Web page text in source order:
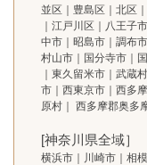
並区｜豊島区｜北区
｜江戸川区｜八王子
中市｜昭島市｜調布
村山市｜国分寺市｜
｜東久留米市｜武蔵
市｜西東京市｜西多
原村｜ 西多摩郡奥多
[神奈川県全域］
横浜市｜川崎市｜相